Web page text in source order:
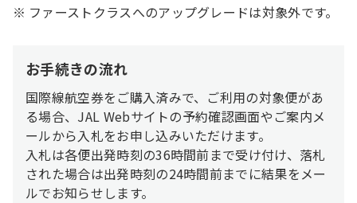
ファーストクラスへのアップグレードは対象外です。
お手続きの流れ
国際線航空券をご購入済みで、ご利用の対象便があ
る場合、JAL Webサイトの予約確認画面やご案内メ
ールから入札をお申し込みいただけます。
入札は各便出発時刻の36時間前まで受け付け、落札
された場合は出発時刻の24時間前までに結果をメー
ルでお知らせします。